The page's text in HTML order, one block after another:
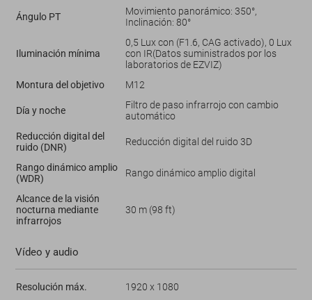
Ángulo PT
Movimiento panorámico: 350°,
Inclinación: 80°
Iluminación mínima
0,5 Lux con (F1.6, CAG activado), 0 Lux
con IR(Datos suministrados por los
laboratorios de EZVIZ)
Montura del objetivo
M12
Día y noche
Filtro de paso infrarrojo con cambio
automático
Reducción digital del
ruido (DNR)
Reducción digital del ruido 3D
Rango dinámico amplio
(WDR)
Rango dinámico amplio digital
Alcance de la visión
nocturna mediante
infrarrojos
30 m (98 ft)
Vídeo y audio
Resolución máx.
1920 x 1080